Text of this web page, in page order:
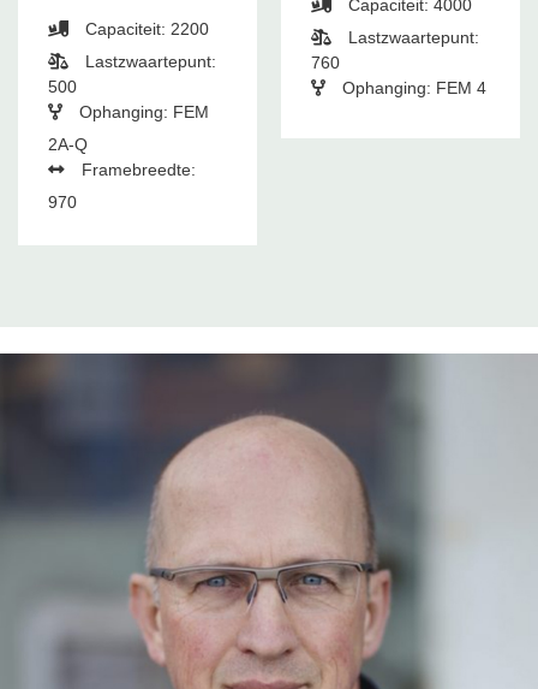
Capaciteit: 2200
Lastzwaartepunt:
500
Ophanging: FEM
2A-Q
Framebreedte:
970
Capaciteit: 4000
Lastzwaartepunt:
760
Ophanging: FEM 4